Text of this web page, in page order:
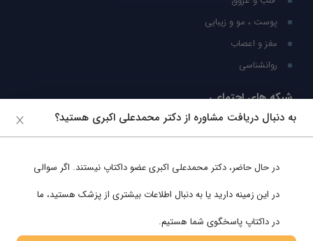
پوست ، مو و زیبایی
مغز و اعصاب
روانشناسی
شبکه های اجتماعی
ما را در شبکه های اجتماعی دنبال کنید
به دنبال دریافت مشاوره از دکتر محمدعلی اکبری هستید؟
در حال حاضر، دکتر محمدعلی اکبریعضو داکتاپ نیستند. اگر سوالی
در این زمینه دارید یا به دنبال اطلاعات بیشتری از پزشک هستید، ما
در داکتاپ پاسخگوی شما هستیم.